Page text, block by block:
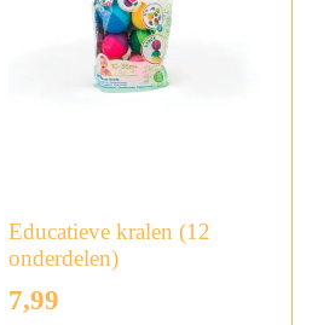
Educatieve kralen (12
onderdelen)
7,99